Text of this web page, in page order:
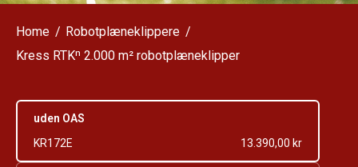
Home
Robotplæneklippere
Kress RTKⁿ 2.000 m² robotplæneklipper
uden OAS
KR172E
13.390,00 kr